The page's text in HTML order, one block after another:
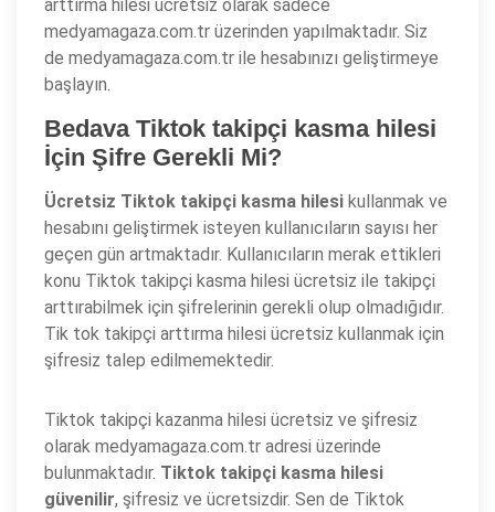
arttırma hilesi ücretsiz olarak sadece
medyamagaza.com.tr üzerinden yapılmaktadır. Siz
de medyamagaza.com.tr ile hesabınızı geliştirmeye
başlayın.
Bedava Tiktok takipçi kasma hilesi
İçin Şifre Gerekli Mi?
Ücretsiz Tiktok takipçi kasma hilesi kullanmak ve
hesabını geliştirmek isteyen kullanıcıların sayısı her
geçen gün artmaktadır. Kullanıcıların merak ettikleri
konu Tiktok takipçi kasma hilesi ücretsiz ile takipçi
arttırabilmek için şifrelerinin gerekli olup olmadığıdır.
Tik tok takipçi arttırma hilesi ücretsiz kullanmak için
şifresiz talep edilmemektedir.
Tiktok takipçi kazanma hilesi ücretsiz ve şifresiz
olarak medyamagaza.com.tr adresi üzerinde
bulunmaktadır. Tiktok takipçi kasma hilesi
güvenilir, şifresiz ve ücretsizdir. Sen de Tiktok